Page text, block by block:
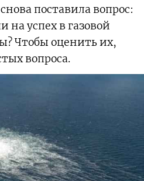
поставила вопрос:
на успех в газовой
Чтобы оценить их,
вопроса.